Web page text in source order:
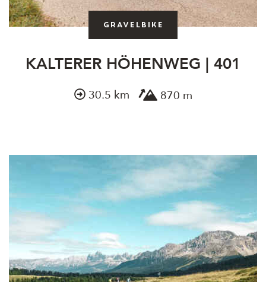
Gravelbike
KALTERER HÖHENWEG | 401
30.5 km 870 m